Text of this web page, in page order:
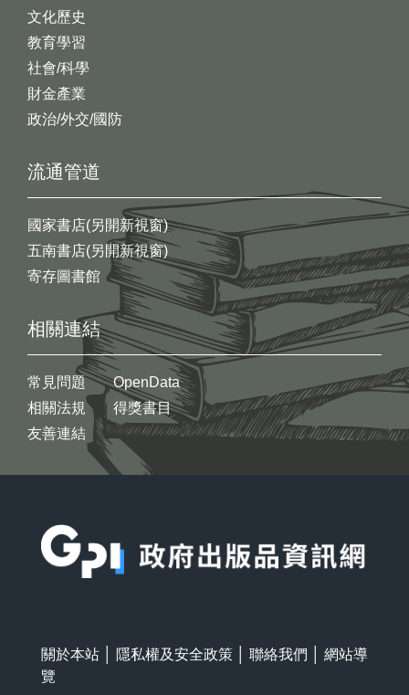
文化歷史
教育學習
社會/科學
財金產業
政治/外交/國防
流通管道
國家書店(另開新視窗)
五南書店(另開新視窗)
寄存圖書館
相關連結
常見問題
相關法規
友善連結
OpenData
得獎書目
關於本站 隱私權及安全政策 聯絡我們
網站導
覽